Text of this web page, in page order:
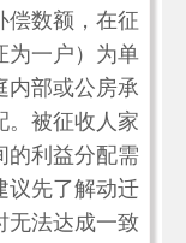
偿数额，在征
为一户）为单
内部或公房承
。被征收人家
的利益分配需
议先了解动迁
无法达成一致